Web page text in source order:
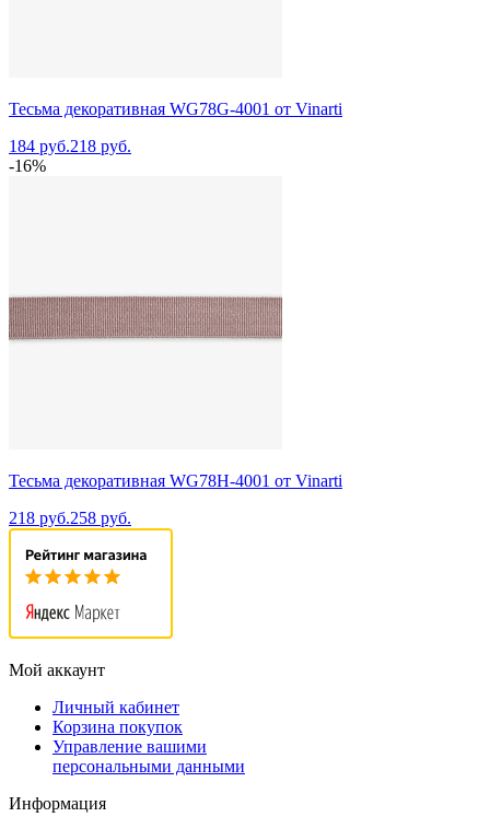
Тесьма декоративная WG78G-4001 от Vinarti
184 руб.218 руб.
-16%
Тесьма декоративная WG78H-4001 от Vinarti
218 руб.258 руб.
Мой аккаунт
Личный кабинет
Корзина покупок
Управление вашими
персональными данными
Информация